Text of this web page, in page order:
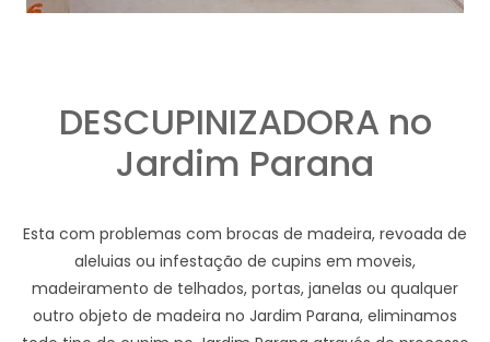
DESCUPINIZADORA no
Jardim Parana
Esta com problemas com brocas de madeira, revoada de
aleluias ou infestação de cupins em moveis,
madeiramento de telhados, portas, janelas ou qualquer
outro objeto de madeira no Jardim Parana, eliminamos